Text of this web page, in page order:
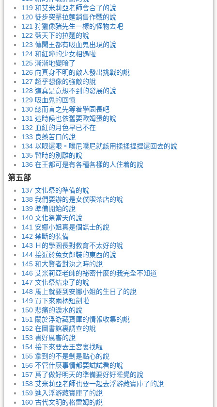
119 和艾米莉亞老師會合了的說
120 徒步突擊拉麵銷售作戰的說
121 狩獵像豬先生一樣的怪物去吧
122 藍天下的拉麵的說
123 傳聞王都有吸血鬼出現的說
124 和紅瞳的少女相遇啦
125 漸漸地變暗了
126 向真身不明的敵人發出挑戰的說
127 超乎想像的強敵的說
128 這真是意想不到的發展的說
129 吸血鬼的回憶
130 總而言之先等着學園長吧
131 這時候也依舊要歐姆蛋的說
132 血紅的月色早已不在
133 良藥苦口的說
134 以眼還眼。噗尼噗尼就該用揉揉捏捏還回去的說
135 暫時的別離的說
136 在王都可是有各種各樣的人住着的說
第五部
137 文化祭的準備的說
138 我們要辦的是女僕喫茶店的說
139 準備開始的說
140 文化祭當天的說
141 安娜小姐真是個謀士的說
142 禁斷的裝備
143 Ｈ的學園長對教育不太好的說
144 接近於兔女郎裝的東西的說
145 和大賢者對決之時的說
146 艾米莉亞老師的祕密什麼的我完全不知道
147 文化祭結束了的說
148 馬上就要到安娜小姐的生日了的說
149 買下來兩柄短劍啦
150 悲痛的淚水的說
151 關於浮游藏寶庫的情報收集的說
152 在圖書館裏調查的說
153 書好厲害的說
154 接下來要去王宮裏找啦
155 拿到的不是劍是點心的說
156 不管什麼事情都要試試看的說
157 爲了做好明天的準備要好好睡覺的說
158 艾米莉亞老師也要一起去浮游藏寶庫了的說
159 進入浮游藏寶庫了的說
160 古代文明的格雷姆的說